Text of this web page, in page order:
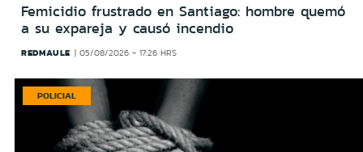
Femicidio frustrado en Santiago: hombre quemó
a su expareja y causó incendio
REDMAULE 05/08/2026 - 17:26 HRS
POLICIAL